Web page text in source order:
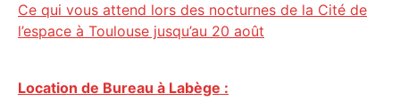
Ce qui vous attend lors des nocturnes de la Cité de
l’espace à Toulouse jusqu’au 20 août
Location de Bureau à Labège :